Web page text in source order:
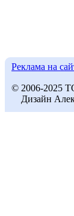
Реклама на
© 2006-2025
Дизайн